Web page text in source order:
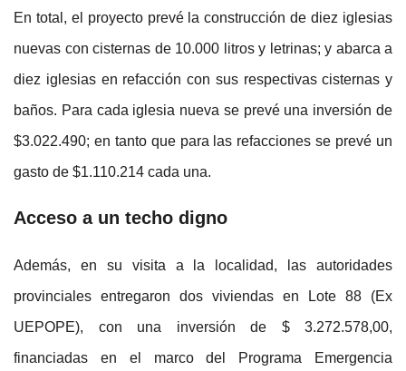
En total, el proyecto prevé la construcción de diez iglesias
nuevas con cisternas de 10.000 litros y letrinas; y abarca a
diez iglesias en refacción con sus respectivas cisternas y
baños. Para cada iglesia nueva se prevé una inversión de
$3.022.490; en tanto que para las refacciones se prevé un
gasto de $1.110.214 cada una.
Acceso a un techo digno
Además, en su visita a la localidad, las autoridades
provinciales entregaron dos viviendas en Lote 88 (Ex
UEPOPE), con una inversión de $ 3.272.578,00,
financiadas en el marco del Programa Emergencia